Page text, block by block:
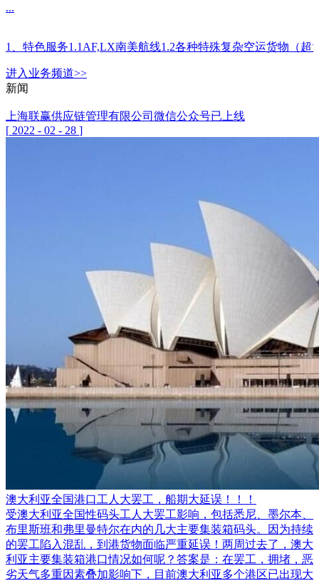
...
1、特色服务1.1AF,LX南美航线1.2各种特殊复杂空运货物（
进入 业务频道>>
新闻
上海联赢供应链管理有限公司微信公众号已上线
[ 2022 - 02 - 28 ]
澳大利亚全国港口工人大罢工，船期大延误！！！
受澳大利亚全国性码头工人大罢工影响，包括悉尼、墨尔本、
布里斯班和弗里曼特尔在内的几大主要集装箱码头。因为持续
的罢工陷入混乱，到港货物面临严重延误！两周过去了，澳大
利亚主要集装箱港口情况如何呢？答案是：在罢工，拥堵，恶
劣天气多重因素叠加影响下，目前澳大利亚多个港区已出现大